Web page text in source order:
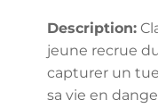
Description:
jeune recrue
capturer un
sa vie en